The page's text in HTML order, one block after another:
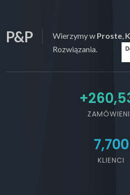
P&P Wierzymy w Proste,
Rozwiązania.
+
7,700
KLIENCI